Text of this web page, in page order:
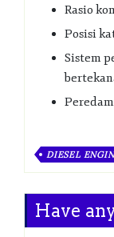
Rasio
Posisi
Sistem
DIESEL
Have